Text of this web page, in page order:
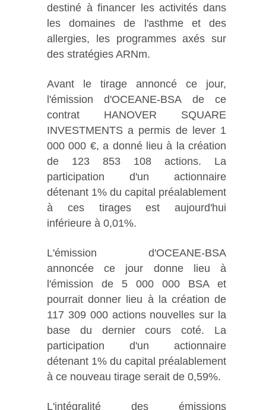
destiné à financer les activités dans
les domaines de l'asthme et des
allergies, les programmes axés sur
des stratégies ARNm.
Avant le tirage annoncé ce jour,
l'émission d'OCEANE-BSA de ce
contrat HANOVER SQUARE
INVESTMENTS a permis de lever 1
000 000 €, a donné lieu à la création
de 123 853 108 actions. La
participation d'un actionnaire
détenant 1% du capital préalablement
à ces tirages est aujourd'hui
inférieure à 0,01%.
L'émission d'OCEANE-BSA
annoncée ce jour donne lieu à
l'émission de 5 000 000 BSA et
pourrait donner lieu à la création de
117 309 000 actions nouvelles sur la
base du dernier cours coté. La
participation d'un actionnaire
détenant 1% du capital préalablement
à ce nouveau tirage serait de 0,59%.
L'intégralité des émissions